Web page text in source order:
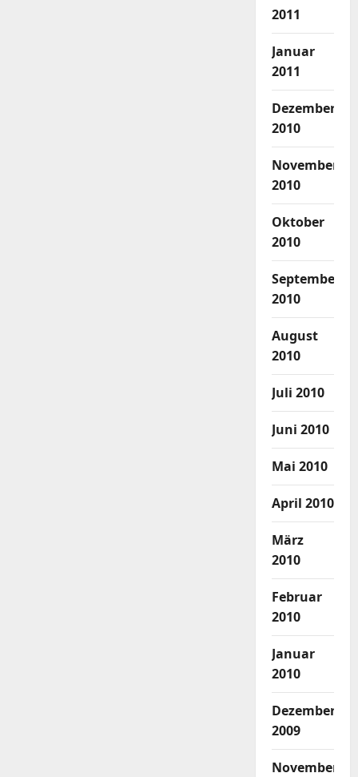
2011
Januar
2011
Dezember
2010
November
2010
Oktober
2010
September
2010
August
2010
Juli 2010
Juni 2010
Mai 2010
April 2010
März
2010
Februar
2010
Januar
2010
Dezember
2009
November